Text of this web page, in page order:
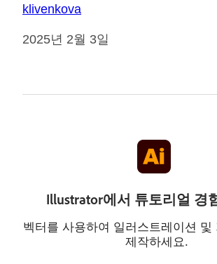
klivenkova
2025년 2월 3일
Illustrator에서 튜토리얼 경
벡터를 사용하여 일러스트레이션 및
제작하세요.